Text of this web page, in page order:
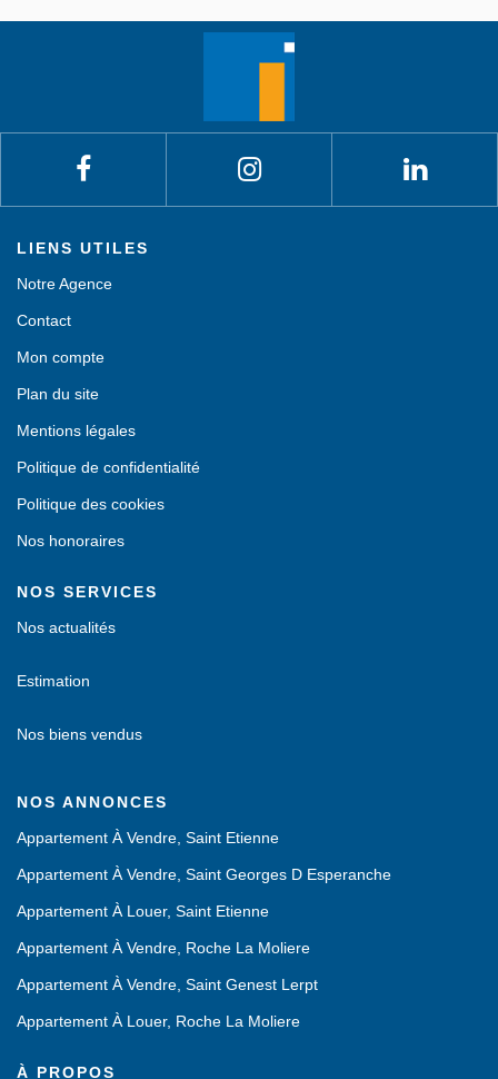
LIENS UTILES
Notre Agence
Contact
Mon compte
Plan du site
Mentions légales
Politique de confidentialité
Politique des cookies
Nos honoraires
NOS SERVICES
Nos actualités
Estimation
Nos biens vendus
NOS ANNONCES
Appartement À Vendre, Saint Etienne
Appartement À Vendre, Saint Georges D Esperanche
Appartement À Louer, Saint Etienne
Appartement À Vendre, Roche La Moliere
Appartement À Vendre, Saint Genest Lerpt
Appartement À Louer, Roche La Moliere
À PROPOS